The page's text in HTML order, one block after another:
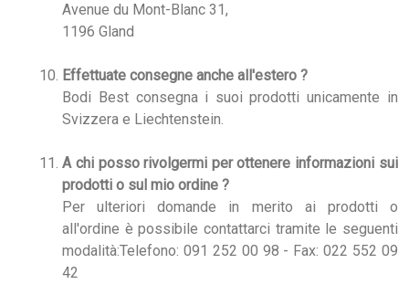
Avenue du Mont-Blanc 31,
1196 Gland
Effettuate consegne anche all'estero ?
Bodi Best consegna i suoi prodotti unicamente in
Svizzera e Liechtenstein.
A chi posso rivolgermi per ottenere informazioni sui
prodotti o sul mio ordine ?
Per ulteriori domande in merito ai prodotti o
all'ordine è possibile contattarci tramite le seguenti
modalità:Telefono: 091 252 00 98 - Fax: 022 552 09
42